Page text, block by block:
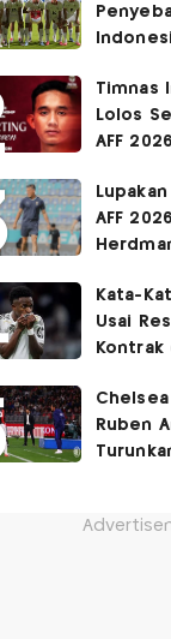
Piala
Timnas
Lolos
AFF
AFF
FIFA
Kata-
Usai
Kontrak
Chelsea
Ruben